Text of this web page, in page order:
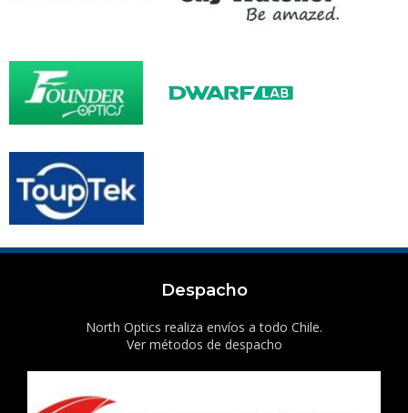
Despacho
North Optics realiza envíos a todo Chile.
Ver métodos de despacho